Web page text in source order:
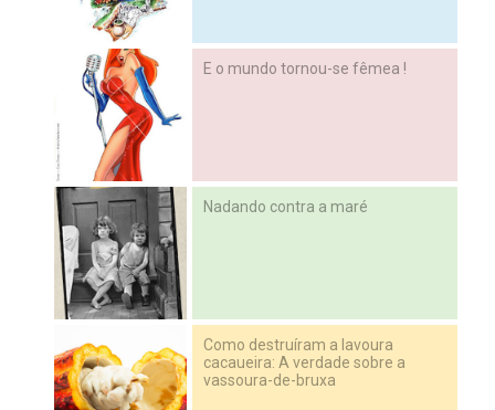
E o mundo tornou-se fêmea !
Nadando contra a maré
Como destruíram a lavoura
cacaueira: A verdade sobre a
vassoura-de-bruxa